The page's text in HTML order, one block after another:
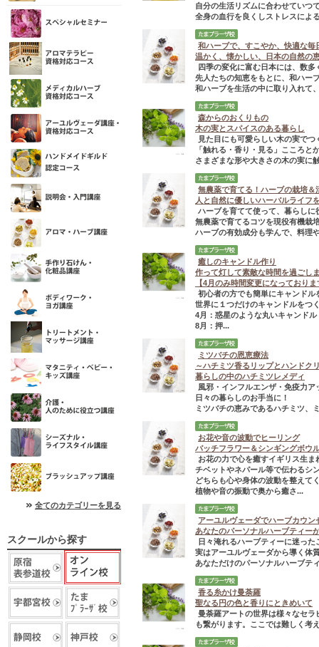
全てのカテゴリーを見る
スクールから探す
自分の生活リズムに合わせていつ
全身の血行を良くしストレスによ
和ハーブで、すこやか、快適な毎
温かく、懐かしい、日本の自然の
四季の変化に富む日本には、数
先人たちの知恵をもとに、和ハー
和ハーブを生活の中に取り入れて
森からのおくりもの
木の実とスパイスのある暮らし
見た目にも可愛らしい木の実で
「触れる・香り・見る」こころと
さまざまな形や大きさの木の実に
無農薬で育てる！ハーブの栽培＆
人と自然に優しいハーバルライフ
ハーブを育てて使って、暮らしに
無農薬で育てるコツを現役有機栽
ハーブの有効成分も学んで、料理
癒しのキャンドル作り
作って灯して素敵な時間を過ごし
【4月のみ時間変更になっておりま
初心者の方でも簡単にキャンドル
世界に１つだけのキャンドルをつ
4月：惑星のような丸いキャンドル
8月：押...
ミツバチの恩恵療法
～ハチミツ香るリップとハンドク
暮らしの中のハチミツレメディ
風邪・インフルエンザ・免疫力
日々の暮らしのお手当に！
ミツバチの恵みであるハチミツ、
お花や音の波動でヒーリング
バッチフラワー＆シンギングボウ
お花の力で心を癒すイギリス生ま
チベットやネパール等で伝わるシ
どちらも心や身体の波動を整えて
植物や音の振動で奥から癒さ...
アーユルヴェーダでハーブカウン
あなたのパーソナルハーブティー
日々淹れるハーブティーに迷った
実はアーユルヴェーダから導く体
あなただけのパーソナルハーブテ
香る糸かけ曼荼羅
聖なる円の色と香りにときめいて
曼荼羅アートの世界は様々なセ
も繋がります。ここでは難しく考